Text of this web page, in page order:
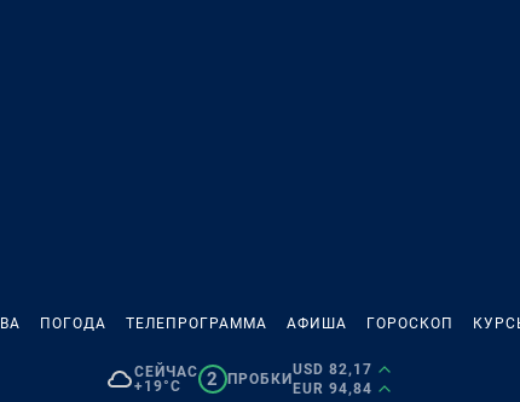
ПОГОДА ТЕЛЕПРОГРАММА АФИША ГОРОСКОП
СЕЙЧАС
+19°C
2 ПРОБКИ
USD 82,17
EUR 94,84